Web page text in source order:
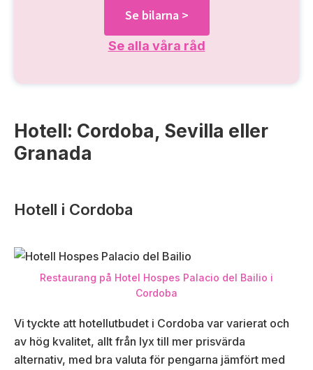
Se bilarna >
Se alla våra råd
Hotell: Cordoba, Sevilla eller
Granada
Hotell i Cordoba
Restaurang på Hotel Hospes Palacio del Bailio i
Cordoba
Vi tyckte att hotellutbudet i Cordoba var varierat och
av hög kvalitet, allt från lyx till mer prisvärda
alternativ, med bra valuta för pengarna jämfört med